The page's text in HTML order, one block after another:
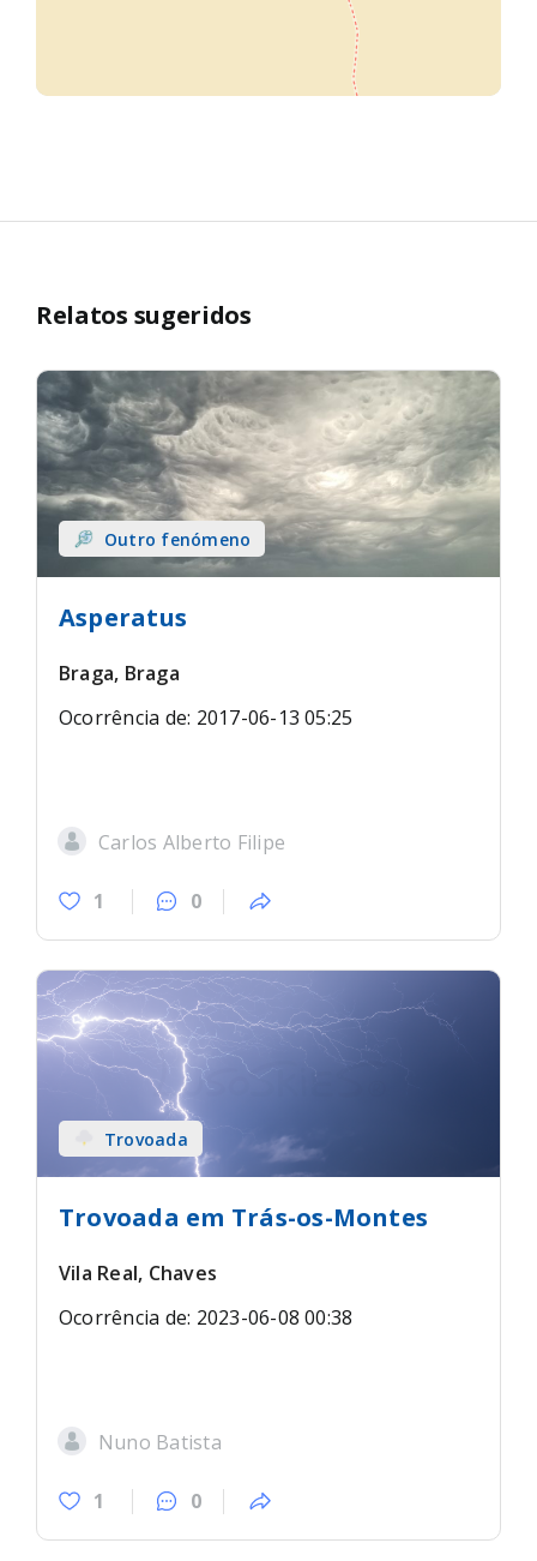
Relatos sugeridos
Outro fenómeno
Asperatus
Braga, Braga
Ocorrência de: 2017-06-13 05:25
Carlos Alberto Filipe
1 0
Trovoada
Trovoada em Trás-os-Montes
Vila Real, Chaves
Ocorrência de: 2023-06-08 00:38
Nuno Batista
1 0